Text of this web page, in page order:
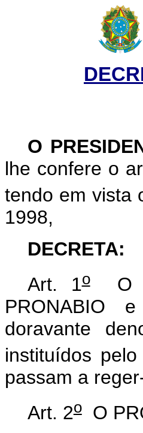
O
lhe confere o
tendo em vista
1998,
DECRETA:
Art. 1oO
PRONABIO
doravante
instituídos pelo
passam a
Art. 2oO